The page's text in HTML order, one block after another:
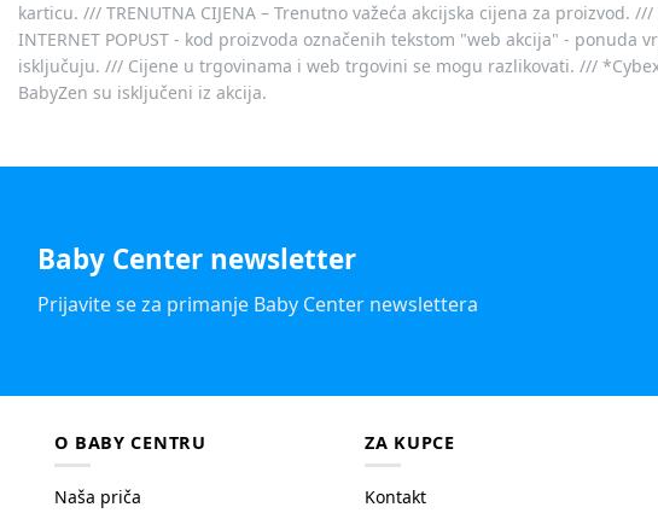
karticu. /// TRENUTNA CIJENA – Trenutno važeća akcijska cijena za proizvod.
INTERNET POPUST - kod proizvoda označenih tekstom "web akcija" -
isključuju. /// Cijene u trgovinama i web trgovini se mogu razlikovati. /// *Cybex
BabyZen su isključeni iz akcija.
Baby Center newsletter
Prijavite se za primanje Baby Center newslettera
O BABY CENTRU
Naša priča
ZA KUPCE
Kontakt